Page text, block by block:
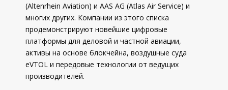
(Altenrhein Aviation) и AAS AG (Atlas Air Service) и
многих других. Компании из этого списка
продемонстрируют новейшие цифровые
платформы для деловой и частной авиации,
активы на основе блокчейна, воздушные суда
eVTOL и передовые технологии от ведущих
производителей.